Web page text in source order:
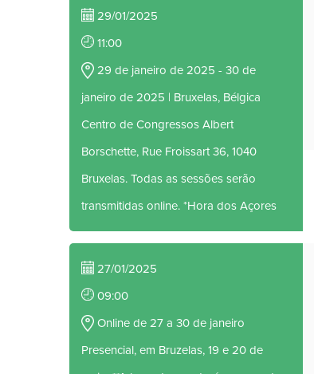
29/01/2025
11:00
29 de janeiro de 2025 - 30 de
janeiro de 2025 | Bruxelas, Bélgica
Centro de Congressos Albert
Borschette, Rue Froissart 36, 1040
Bruxelas. Todas as sessões serão
transmitidas online. *Hora dos Açores
27/01/2025
09:00
Online de 27 a 30 de janeiro
Presencial, em Bruzelas, 19 e 20 de